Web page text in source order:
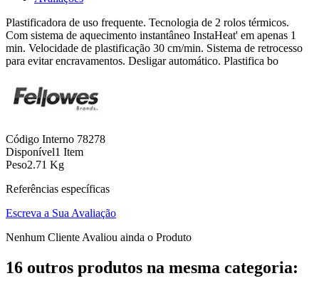
Plastificadora de uso frequente. Tecnologia de 2 rolos térmicos.
Com sistema de aquecimento instantâneo InstaHeat' em apenas 1
min. Velocidade de plastificação 30 cm/min. Sistema de retrocesso
para evitar encravamentos. Desligar automático. Plastifica bo
Código Interno 78278
Disponível1 Item
Peso2.71 Kg
Referências específicas
Escreva a Sua Avaliação
Nenhum Cliente Avaliou ainda o Produto
16 outros produtos na mesma categoria: